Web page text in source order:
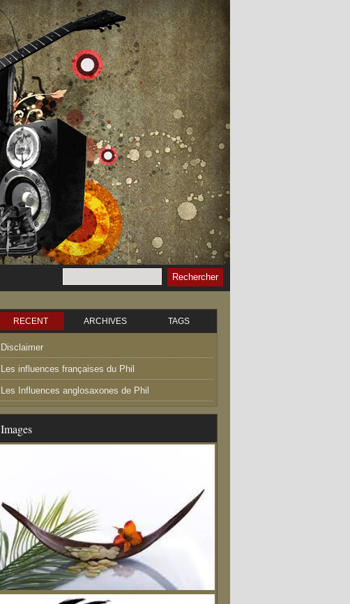
RECENT ARCHIVES TAGS
Disclaimer
Les influences françaises du Phil
Les Influences anglosaxones de Phil
Images